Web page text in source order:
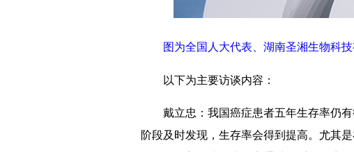
图为全国人大代表、湖南圣湘生物科
以下为主要访谈内容：
戴立忠：我国癌症患者五年生存率仍有
阶段及时发现，生存率会得到提高。尤其